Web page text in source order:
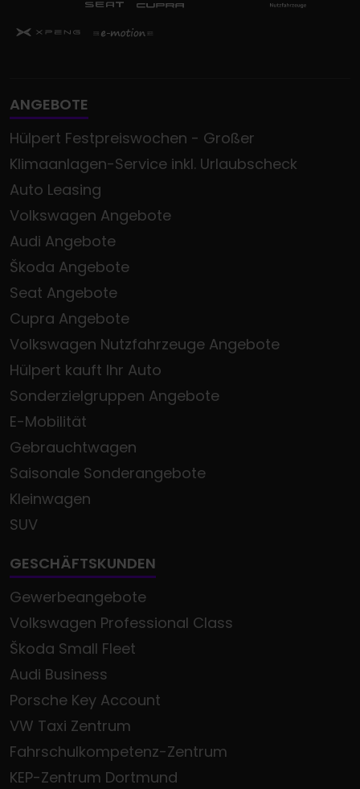
ANGEBOTE
Hülpert Festpreiswochen - Großer
Klimaanlagen-Service inkl. Urlaubscheck
Auto Leasing
Volkswagen Angebote
Audi Angebote
Škoda Angebote
Seat Angebote
Cupra Angebote
Volkswagen Nutzfahrzeuge Angebote
Hülpert kauft Ihr Auto
Sonderzielgruppen Angebote
E-Mobilität
Gebrauchtwagen
Saisonale Sonderangebote
Kleinwagen
SUV
GESCHÄFTSKUNDEN
Gewerbeangebote
Volkswagen Professional Class
Škoda Small Fleet
Audi Business
Porsche Key Account
VW Taxi Zentrum
Fahrschulkompetenz-Zentrum
KEP-Zentrum Dortmund